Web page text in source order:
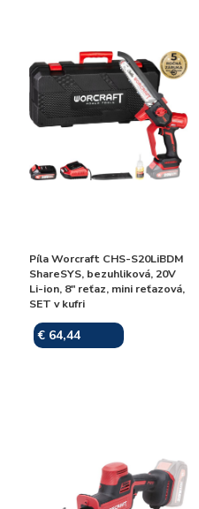
Píla Worcraft CHS-S20LiBDM
ShareSYS, bezuhliková, 20V
Li-ion, 8" reťaz, mini reťazová,
SET v kufri
€ 64,44